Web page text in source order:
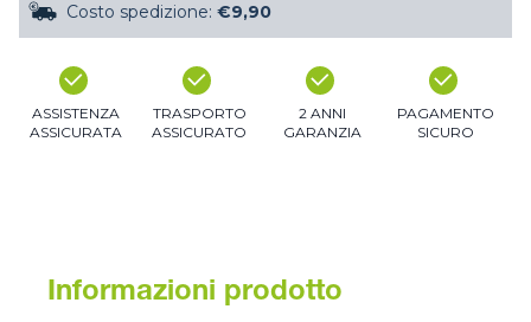
Costo spedizione: €9,90
ASSISTENZA
ASSICURATA
TRASPORTO
ASSICURATO
2 ANNI
GARANZIA
PAGAMENTO
SICURO
Informazioni prodotto